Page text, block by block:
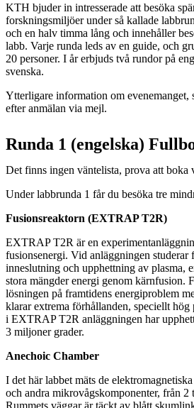
KTH bjuder in intresserade att besöka
forskningsmiljöer under så kallade
och en halv timma lång och innehåller
labb. Varje runda leds av en guide, och
20 personer. I år erbjuds två rundor på
svenska.
Ytterligare information om evenemanget,
efter anmälan via mejl.
Runda 1 (engelska)
Det finns ingen väntelista, prova att boka
Under labbrunda 1 får du besöka tre
Fusionsreaktorn (EXTRAP T2R)
EXTRAP T2R är en
fusionsenergi. Vid anläggningen studerar
inneslutning och upphettning av plasma,
stora mängder energi genom kärnfusion.
lösningen på framtidens energiproblem
klarar extrema förhållanden, speciellt hög
i EXTRAP T2R anläggningen har
3 miljoner grader.
Anechoic Chamber
I det här labbet mäts de
och andra mikrovågskomponenter, från
Rummets väggar är täckt av blått